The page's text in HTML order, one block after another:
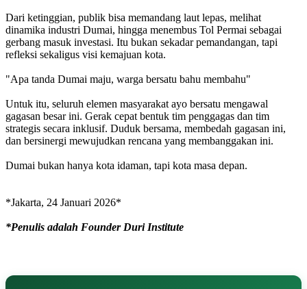
Dari ketinggian, publik bisa memandang laut lepas, melihat
dinamika industri Dumai, hingga menembus Tol Permai sebagai
gerbang masuk investasi. Itu bukan sekadar pemandangan, tapi
refleksi sekaligus visi kemajuan kota.
"Apa tanda Dumai maju, warga bersatu bahu membahu"
Untuk itu, seluruh elemen masyarakat ayo bersatu mengawal
gagasan besar ini. Gerak cepat bentuk tim penggagas dan tim
strategis secara inklusif. Duduk bersama, membedah gagasan ini,
dan bersinergi mewujudkan rencana yang membanggakan ini.
Dumai bukan hanya kota idaman, tapi kota masa depan.
*Jakarta, 24 Januari 2026*
*Penulis adalah Founder Duri Institute